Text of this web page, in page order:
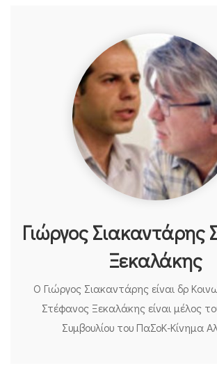
Γιώργος Σιακαντάρης
Ξεκαλάκης
Ο Γιώργος Σιακαντάρης είναι δρ
Στέφανος Ξεκαλάκης είναι μέλος
Συμβουλίου του ΠαΣοΚ-Κίνημα